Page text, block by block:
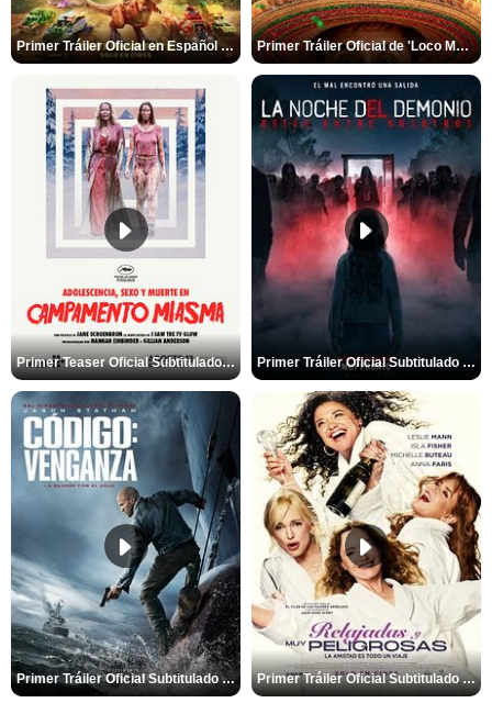
Primer Tráiler Oficial en Español de 'PAW Patrol La Dino Película' Primer Tráiler Oficial de 'Loco México Mágico'
Primer Teaser Oficial Subtitulado de 'Adolescencia, Sexo y Muerte en Campamento Miasma' Primer Tráiler Oficial Subtitulado de 'La Noche Del Demonio: Están Entre Nosotros'
Primer Tráiler Oficial Subtitulado de 'Código: Venganza' Primer Tráiler Oficial Subtitulado de 'Relajadas y Muy Peligrosas'